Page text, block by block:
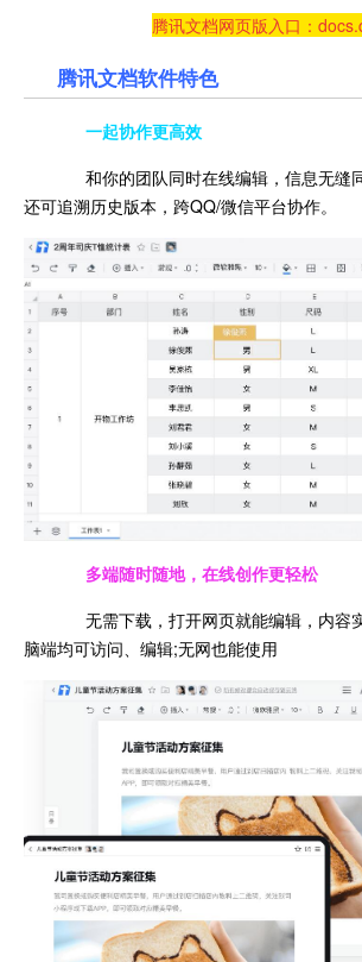
腾讯文档网页版入口：
腾讯文档软件特色
一起协作更高效
和你的团队同时在线编辑，信息无缝
还可追溯历史版本，跨QQ/微信平台协作。
多端随时随地，在线创作更轻松
无需下载，打开网页就能编辑，内容
脑端均可访问、编辑;无网也能使用